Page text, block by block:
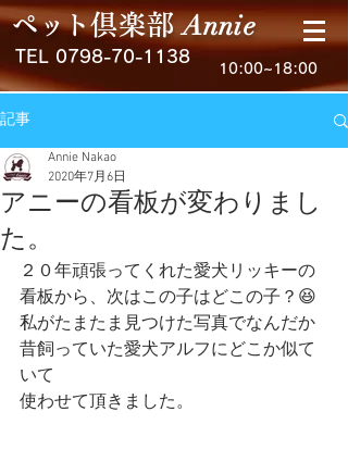
ペット倶楽部Annie
TEL 0798-70-1138
10:00~18:00
記事
アニーの看板が変わりまし
た。
Annie Nakao
2020年7月6日
２０年頑張ってくれた愛犬リッキーの
看板から、次はこの子はどこの子？😆
私がたまたま見つけた写真でなんだか
昔飼っていた愛犬アルフにどこか似て
いて
使わせて頂きました。